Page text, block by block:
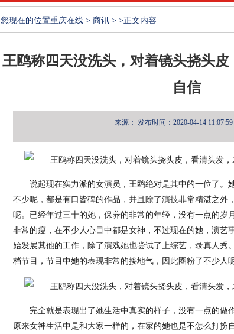
您现在的位置重庆在线 > 商讯 > >正文内容
王鸥称四天没洗头，对着镜头挠头
自信
来源： 发布时间：2020-04-14 11:07:59
说起现在实力派的女演员，王鸥绝对是其中的一位了。
不少呢，都是有口皆碑的作品，并且除了演技非常精湛之外
呢。已经年过三十的她，保养的非常的年轻，没有一点的岁
非常的瘦，在不少人心目中都是女神，不过现在的她，演艺
始发展其他的工作，除了演戏她也尝试了上综艺，录真人秀
档节目，节目中她的表现非常的接地气，因此圈粉了不少人呢
完全就是表现出了她生活中真实的样子，没有一点的做
原来女神生活中是和大家一样的，在家的她也是不怎么打扮